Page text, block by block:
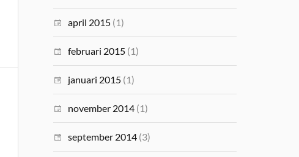
april 2015 (1)
februari 2015 (1)
januari 2015 (1)
november 2014 (1)
september 2014 (3)